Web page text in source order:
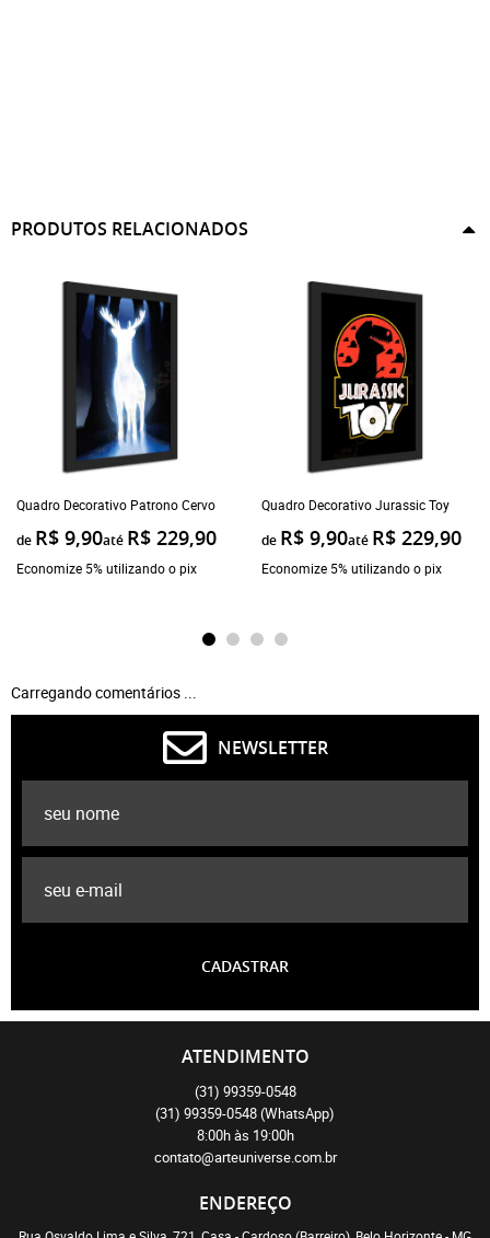
PRODUTOS RELACIONADOS
Quadro Decorativo Patrono Cervo
de R$ 9,90até R$ 229,90
Economize 5% utilizando o pix
Quadro Decorativo Jurassic Toy
de R$ 9,90até R$ 229,90
Economize 5% utilizando o pix
Carregando comentários ...
NEWSLETTER
CADASTRAR
ATENDIMENTO
(31) 99359-0548
(31) 99359-0548(WhatsApp)
8:00h às 19:00h
contato@arteuniverse.com.br
ENDEREÇO